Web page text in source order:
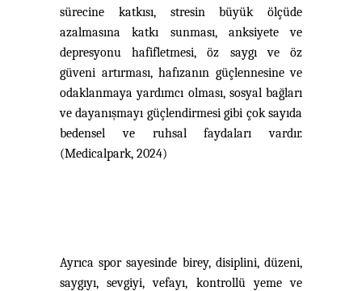
sürecine katkısı, stresin büyük ölçüde
azalmasına katkı sunması, anksiyete ve
depresyonu hafifletmesi, öz saygı ve öz
güveni artırması, hafızanın güçlennesine ve
odaklanmaya yardımcı olması, sosyal bağları
ve dayanışmayı güçlendirmesi gibi çok sayıda
bedensel ve ruhsal faydaları vardır.
(Medicalpark, 2024)
Ayrıca spor sayesinde birey, disiplini, düzeni,
saygıyı, sevgiyi, vefayı, kontrollü yeme ve